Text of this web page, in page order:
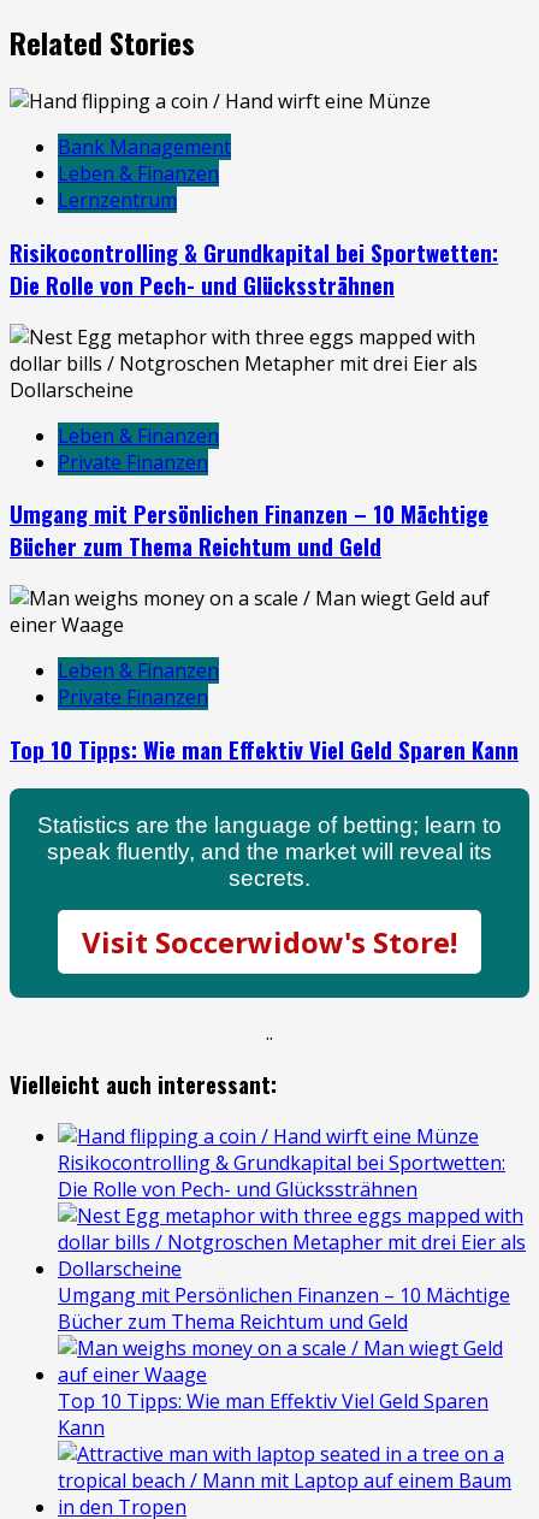
Related Stories
Bank Management
Leben & Finanzen
Lernzentrum
Risikocontrolling & Grundkapital bei Sportwetten:
Die Rolle von Pech- und Glückssträhnen
Leben & Finanzen
Private Finanzen
Umgang mit Persönlichen Finanzen – 10 Mächtige
Bücher zum Thema Reichtum und Geld
Leben & Finanzen
Private Finanzen
Top 10 Tipps: Wie man Effektiv Viel Geld Sparen Kann
Statistics are the language of betting; learn to
speak fluently, and the market will reveal its
secrets.
Visit Soccerwidow's Store!
..
Vielleicht auch interessant:
Risikocontrolling & Grundkapital bei Sportwetten:
Die Rolle von Pech- und Glückssträhnen
Umgang mit Persönlichen Finanzen – 10 Mächtige
Bücher zum Thema Reichtum und Geld
Top 10 Tipps: Wie man Effektiv Viel Geld Sparen
Kann